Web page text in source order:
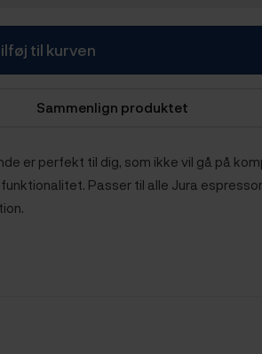
til kurven
Sammenlign produktet
er perfekt til dig, som ikke vil gå på
Passer til alle Jura